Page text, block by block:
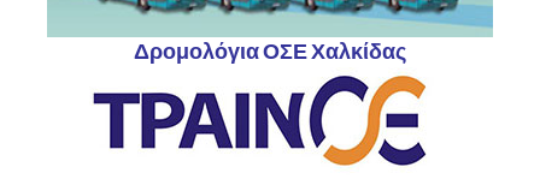
Δρομολόγια ΟΣΕ Χαλκίδας